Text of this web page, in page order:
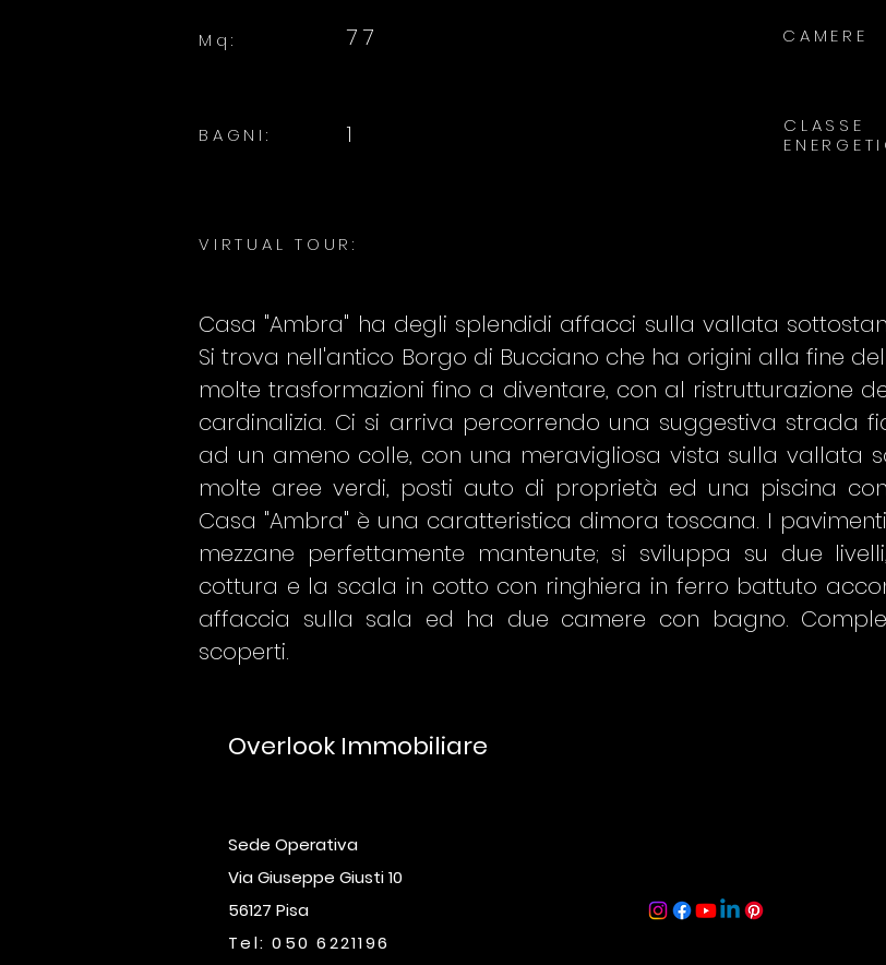
Mq: 77 CAMERE
BAGNI: 1
CLASSE
VIRTUAL TOUR:
Casa "Ambra" ha degli splendidi affacci sulla vallata
Si trova nell'antico Borgo di Bucciano che ha origini alla fine
molte trasformazioni fino a diventare, con al ristrutturazione
cardinalizia. Ci si arriva percorrendo una suggestiva strada
ad un ameno colle, con una meravigliosa vista sulla vallata
molte aree verdi, posti auto di proprietà ed una piscina
Casa "Ambra" è una caratteristica dimora toscana. I
mezzane perfettamente mantenute; si sviluppa su due
cottura e la scala in cotto con ringhiera in ferro battuto
affaccia sulla sala ed ha due camere con bagno.
scoperti.
Overlook Immobiliare
Sede Operativa
Via Giuseppe Giusti 10
56127 Pisa
Tel: 050 6221196